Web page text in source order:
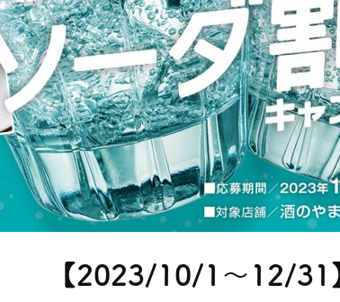
【2023/10/1～12/31】